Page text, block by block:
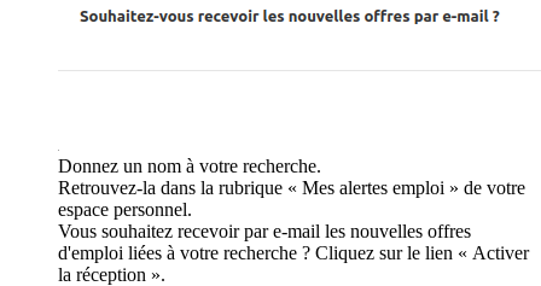
Donnez un nom à votre recherche.
Retrouvez-la dans la rubrique « Mes alertes emploi » de votre
espace personnel.
Vous souhaitez recevoir par e-mail les nouvelles offres
d'emploi liées à votre recherche ? Cliquez sur le lien « Activer
la réception ».